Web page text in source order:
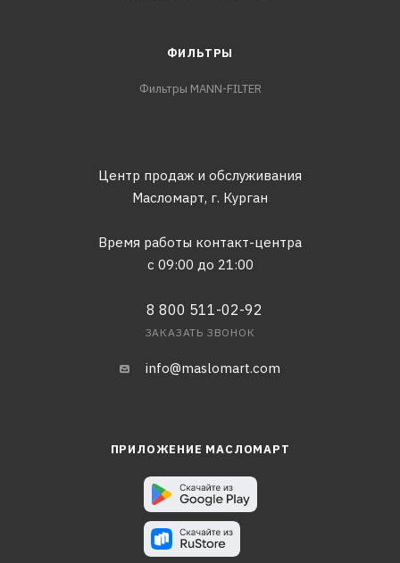
ФИЛЬТРЫ
Фильтры MANN-FILTER
Центр продаж и обслуживания
Масломарт, г. Курган
Время работы контакт-центра
с 09:00 до 21:00
8 800 511-02-92
ЗАКАЗАТЬ ЗВОНОК
info@maslomart.com
ПРИЛОЖЕНИЕ МАСЛОМАРТ